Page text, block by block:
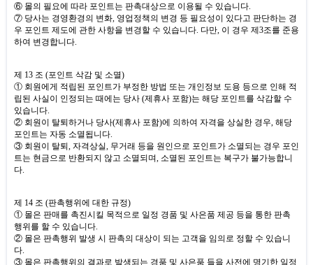
⑥ 몰의 필요에 따라 포인트는 판촉대상으로 이용될 수 있습니다
⑦ 당사는 경영환경의 변화 영업정책의 변경 등 필요성이 있다고 판단하는 경
우 포인트 제도에 관한 사항을 변경할 수 있습니다 다만 이 경우 제3조를 준용
하여 변경합니다
제 13 조 (포인트 삭감 및 소멸)
① 회원에게 적립된 포인트가 부정한 방법 또는 개인정보 도용 등으로 인해 적
립된 사실이 인정되는 때에는 당사 (제휴사 포함)는 해당 포인트를 삭감할 수
있습니다
② 회원이 탈퇴하거나 당사(제휴사 포함)에 의하여 자격을 상실한 경우 해당
포인트는 자동 소멸됩니다
③ 회원이 탈퇴 자격상실 무거래 등을 원인으로 포인트가 소멸되는 경우 포인
트는 현금으로 반환되지 않고 소멸되며 소멸된 포인트는 복구가 불가능합니
다
제 14 조 (판촉행위에 대한 규정)
① 몰은 판매를 촉진시킬 목적으로 일정 경품 및 사은품 제공 등을 통한 판촉
행위를 할 수 있습니다
② 몰은 판촉행위 발생 시 판촉의 대상이 되는 고객을 임의로 정할 수 있습니
다
③ 몰은 판촉행위의 결과로 발생되는 경품 및 사은품 들을 사전에 명기한 일정